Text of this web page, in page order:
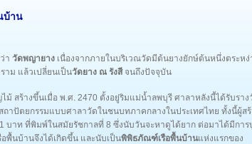
บ้าน
า วัดพญายาง เนื่องจากภายในบริเวณวัดมีต้นยางยักษ์ต้นหนึ่งตระหง่
าม แล้วเปลี่ยนเป็นวัดยาง ณ รังสีจนถึงปัจจุบัน
ม้ สร้างขึ้นเมื่อ พ.ศ. 2470 ตั้งอยู่ริมแม่น้ำลพบุรี ศาลาหลังนี้ได้รับราง
าปัตยกรรมแบบศาลาวัดในชนบทภาคกลางในประเทศไทย ทั้งนี้ผู้สร้
บาท ที่พิมพ์ในสมัยรัชกาลที่ 8 ซึ่งนับวันจะหาดูได้ยาก ต่อมาได้มีการ
พื้นบ้านจึงได้เกิดขึ้น และนับเป็นพิพิธภัณฑ์เรือพื้นบ้านแห่งแรกของ